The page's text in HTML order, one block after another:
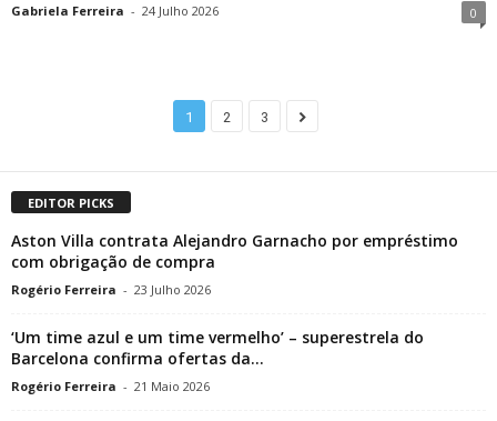
Gabriela Ferreira - 24 Julho 2026 0
1 2 3
EDITOR PICKS
Aston Villa contrata Alejandro Garnacho por empréstimo
com obrigação de compra
Rogério Ferreira - 23 Julho 2026
‘Um time azul e um time vermelho’ – superestrela do
Barcelona confirma ofertas da...
Rogério Ferreira - 21 Maio 2026